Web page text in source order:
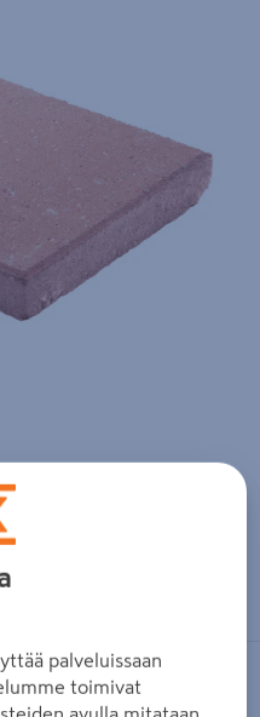
kosketusnäytöllä
palveluissaan
toimivat
avulla mitataan